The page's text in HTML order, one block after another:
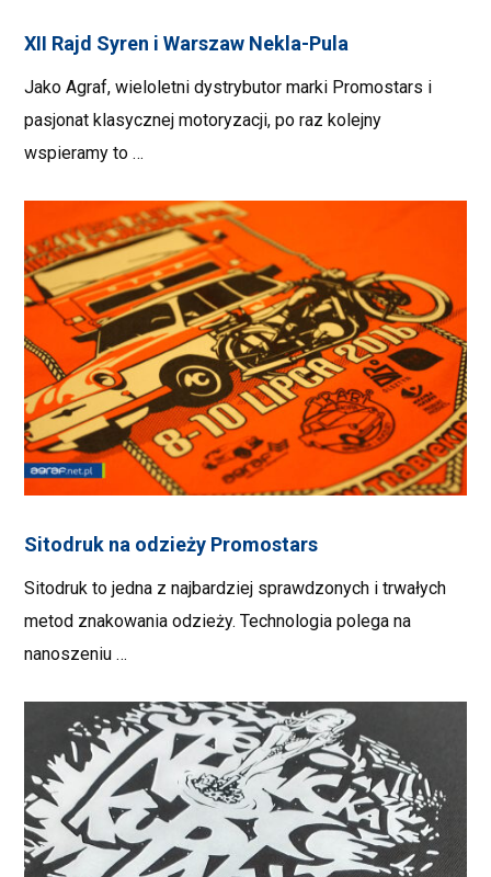
XII Rajd Syren i Warszaw Nekla-Pula
Jako Agraf, wieloletni dystrybutor marki Promostars i
pasjonat klasycznej motoryzacji, po raz kolejny
wspieramy to …
Sitodruk na odzieży Promostars
Sitodruk to jedna z najbardziej sprawdzonych i trwałych
metod znakowania odzieży. Technologia polega na
nanoszeniu …